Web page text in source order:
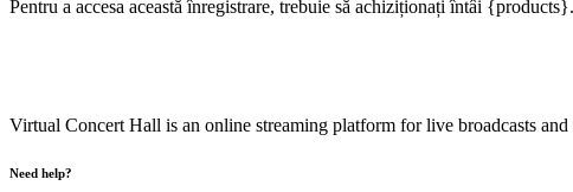
Pentru a accesa această înregistrare, trebuie să achiziționați întâi
Virtual Concert Hall is an online streaming platform for live broadcasts
Need help?